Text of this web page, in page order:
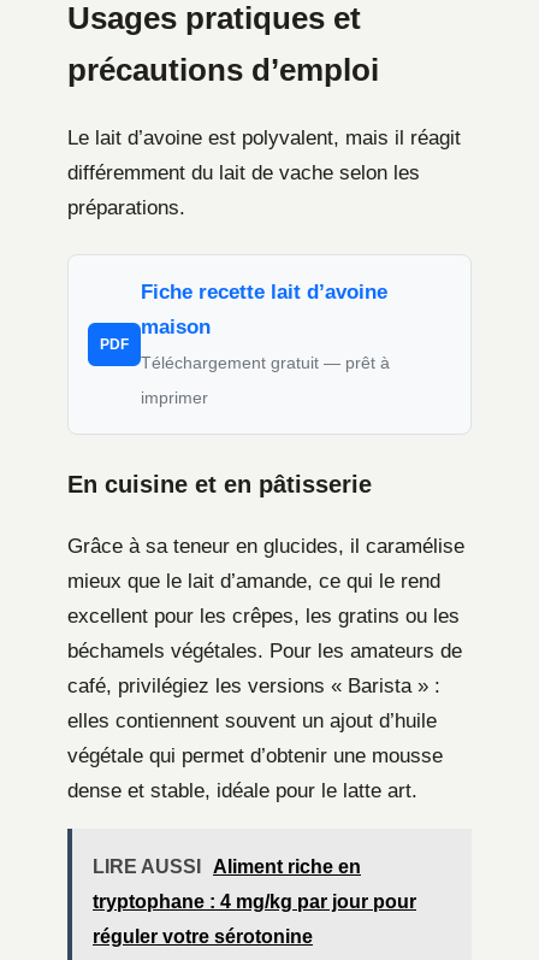
Usages pratiques et
précautions d’emploi
Le lait d’avoine est polyvalent, mais il réagit
différemment du lait de vache selon les
préparations.
PDF
Fiche recette lait d’avoine
maison
Téléchargement gratuit — prêt à
imprimer
En cuisine et en pâtisserie
Grâce à sa teneur en glucides, il caramélise
mieux que le lait d’amande, ce qui le rend
excellent pour les crêpes, les gratins ou les
béchamels végétales. Pour les amateurs de
café, privilégiez les versions « Barista » :
elles contiennent souvent un ajout d’huile
végétale qui permet d’obtenir une mousse
dense et stable, idéale pour le latte art.
LIRE AUSSI
Aliment riche en
tryptophane : 4 mg/kg par jour pour
réguler votre sérotonine